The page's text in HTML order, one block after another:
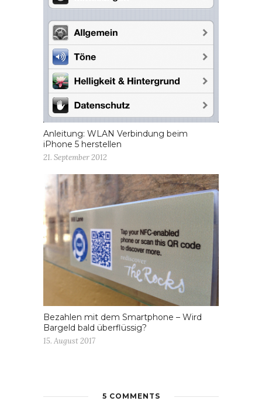
Anleitung: WLAN Verbindung beim
iPhone 5 herstellen
21. September 2012
Bezahlen mit dem Smartphone – Wird
Bargeld bald überflüssig?
15. August 2017
5 COMMENTS